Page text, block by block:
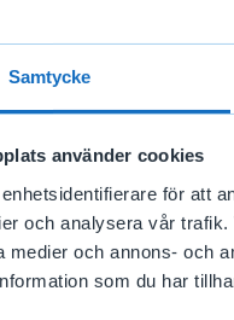
Samtycke
använder cookies
för att
och analysera vår
medier och annons- och
som du har
Minskningen
procent).
5 000 / 20 000 =